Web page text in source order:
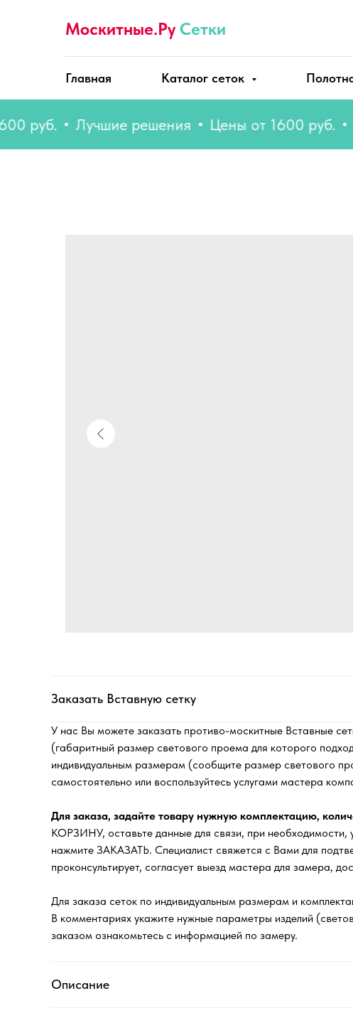
Москитные.Ру Сетки
Главная Каталог сеток
Лучшие решения Цены от 1600 руб.
Заказать Вставную сетку
У нас Вы можете заказать противо-москитные Вставные
(габаритный размер светового проема для которого
индивидуальным размерам (сообщите размер светового
самостоятельно или воспользуйтесь услугами мастера
Для заказа, задайте товару нужную комплектацию,
КОРЗИНУ, оставьте данные для связи, при необходимости,
нажмите ЗАКАЗАТЬ. Специалист свяжется с Вами для
проконсультирует, согласует выезд мастера для замера,
Для заказа сеток по индивидуальным размерам и
В комментариях укажите нужные параметры изделий
заказом ознакомьтесь с информацией по замеру.
Описание